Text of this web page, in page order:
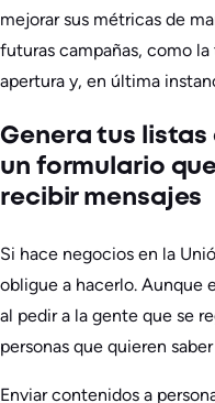
mejorar sus métricas de
futuras campañas, como
apertura y, en última
Genera tus
un formulario
recibir mensajes
Si hace negocios en la
obligue a hacerlo. Aunque
al pedir a la gente que se
personas que quieren
Enviar contenidos a